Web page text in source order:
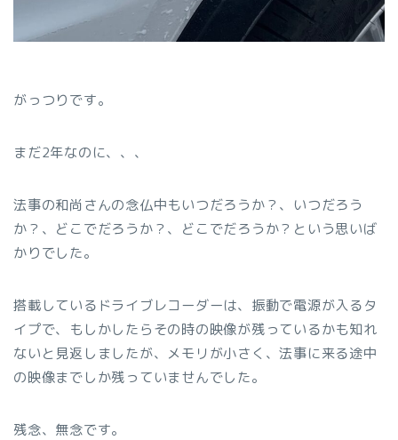
がっつりです。
まだ2年なのに、、、
法事の和尚さんの念仏中もいつだろうか？、いつだろう
か？、どこでだろうか？、どこでだろうか？という思いば
かりでした。
搭載しているドライブレコーダーは、振動で電源が入るタ
イプで、もしかしたらその時の映像が残っているかも知れ
ないと見返しましたが、メモリが小さく、法事に来る途中
の映像までしか残っていませんでした。
残念、無念です。